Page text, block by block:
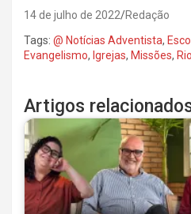
14 de julho de 2022 Redação
Tags: @ Notícias Adventista,
Evangelismo, Igrejas, Missões,
Artigos